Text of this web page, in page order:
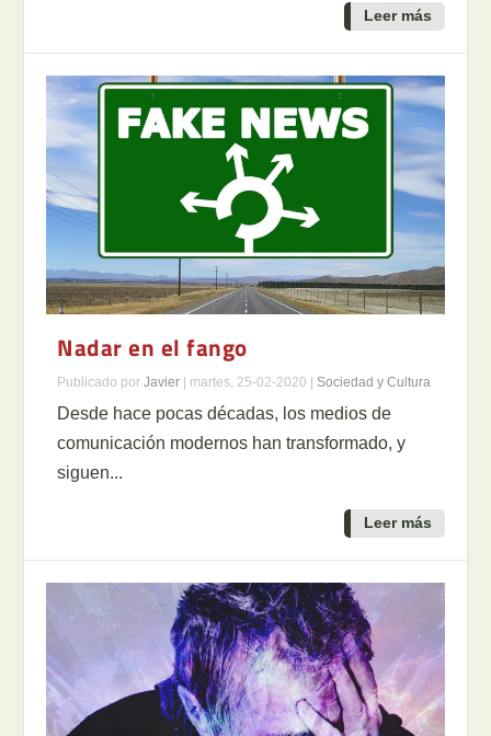
Leer más
Nadar en el fango
Publicado porJavier | martes, 25-02-2020 | Sociedad y Cultura
Desde hace pocas décadas, los medios de
comunicación modernos han transformado, y
siguen...
Leer más